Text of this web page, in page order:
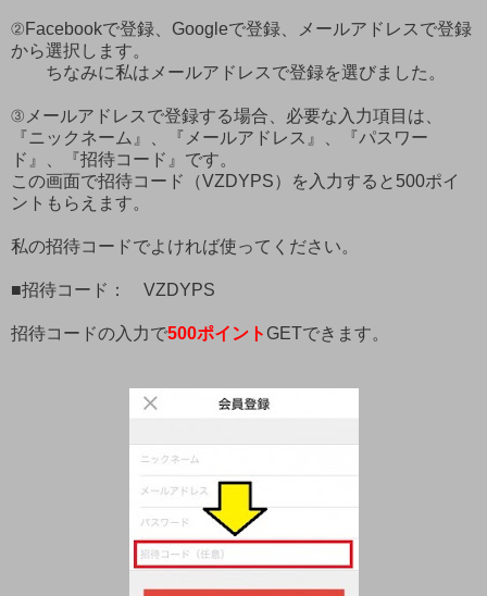
②Facebookで登録、Googleで登録、メールアドレスで登録
から選択します。
ちなみに私はメールアドレスで登録を選びました。
③メールアドレスで登録する場合、必要な入力項目は、
『ニックネーム』、『メールアドレス』、『パスワー
ド』、『招待コード』です。
この画面で招待コード（VZDYPS）を入力すると500ポイ
ントもらえます。
私の招待コードでよければ使ってください。
■招待コード： VZDYPS
招待コードの入力で500ポイント GETできます。